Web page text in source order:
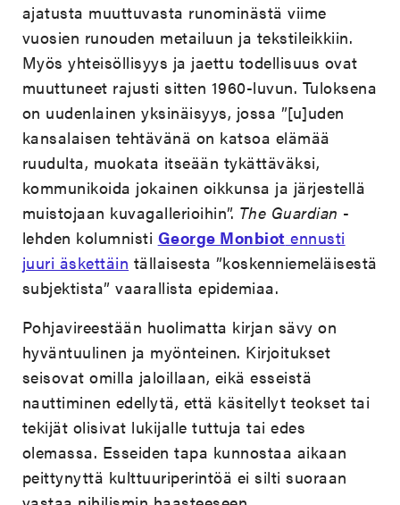
ajatusta muuttuvasta runominästä viime
vuosien runouden metailuun ja tekstileikkiin.
Myös yhteisöllisyys ja jaettu todellisuus ovat
muuttuneet rajusti sitten 1960-luvun. Tuloksena
on uudenlainen yksinäisyys, jossa ”[u]uden
kansalaisen tehtävänä on katsoa elämää
ruudulta, muokata itseään tykättäväksi,
kommunikoida jokainen oikkunsa ja järjestellä
muistojaan kuvagallerioihin”. The Guardian -
lehden kolumnisti George Monbiot ennusti
juuri äskettäin tällaisesta ”koskenniemeläisestä
subjektista” vaarallista epidemiaa.
Pohjavireestään huolimatta kirjan sävy on
hyväntuulinen ja myönteinen. Kirjoitukset
seisovat omilla jaloillaan, eikä esseistä
nauttiminen edellytä, että käsitellyt teokset tai
tekijät olisivat lukijalle tuttuja tai edes
olemassa. Esseiden tapa kunnostaa aikaan
peittynyttä kulttuuriperintöä ei silti suoraan